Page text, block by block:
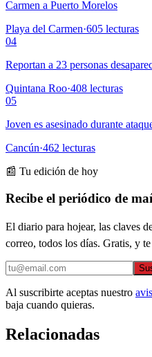
Carmen a Puerto Morelos
Playa del Carmen·605 lecturas
04
Reportan a 23 personas
Quintana Roo·408 lecturas
05
Joven es asesinado durante
Cancún·462 lecturas
📰 Tu edición de hoy
Recibe el periódico de
El diario para hojear, las claves
correo, todos los días. Gratis, y
Al suscribirte aceptas nuestro
baja cuando quieras.
Relacionadas